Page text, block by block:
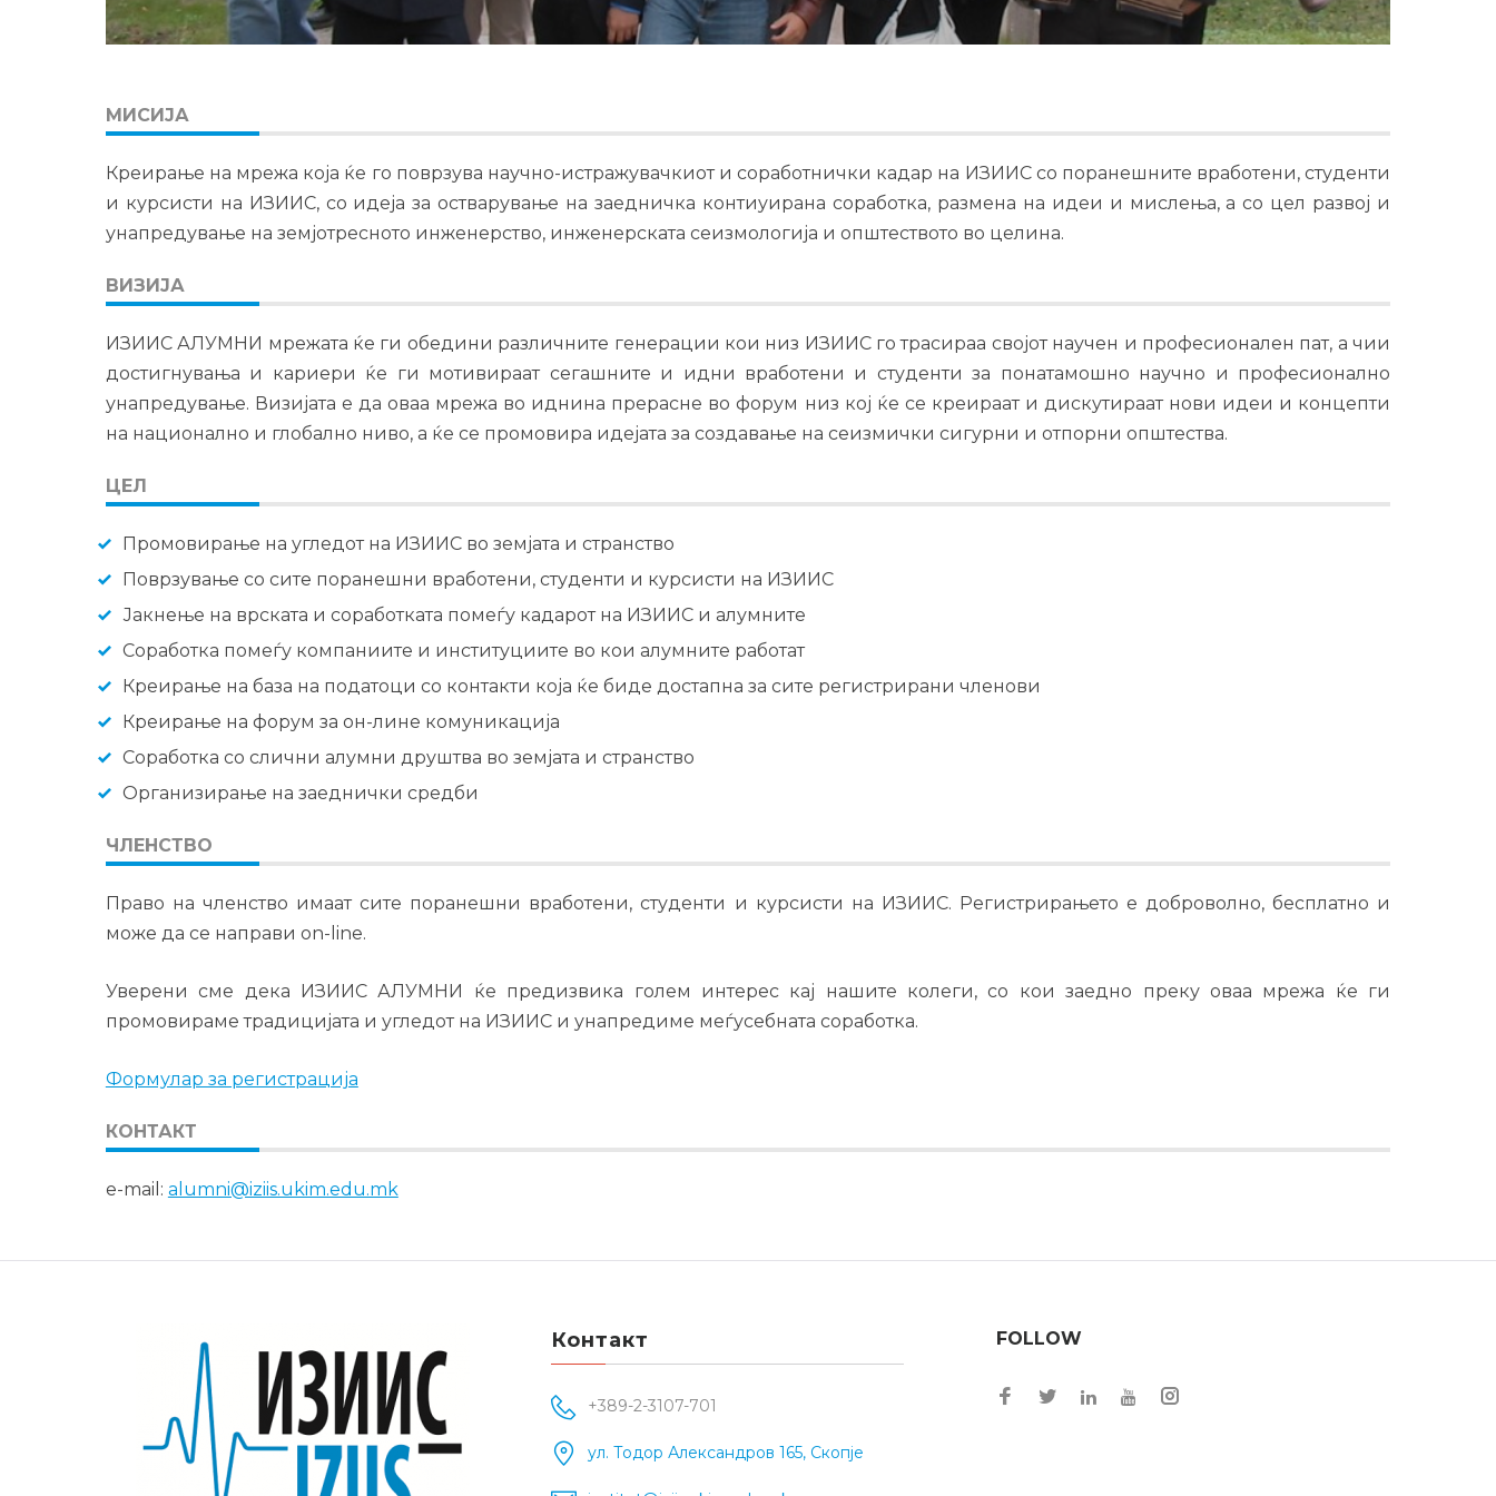
МИСИЈА
Креирање на мрежа која ќе го поврзува научно-истражувачкиот и соработнички кадар на ИЗИИС со поранешните вработени, студенти
и курсисти на ИЗИИС, со идеја за остварување на заедничка контиуирана соработка, размена на идеи и мислења, а со цел развој и
унапредување на земјотресното инженерство, инженерската сеизмологија и општеството во целина.
ВИЗИЈА
ИЗИИС АЛУМНИ мрежата ќе ги обедини различните генерации кои низ ИЗИИС го трасираа својот научен и професионален пат, а чии
достигнувања и кариери ќе ги мотивираат сегашните и идни вработени и студенти за понатамошно научно и професионално
унапредување. Визијата е да оваа мрежа во иднина прерасне во форум низ кој ќе се креираат и дискутираат нови идеи и концепти
на национално и глобално ниво, а ќе се промовира идејата за создавање на сеизмички сигурни и отпорни општества.
ЦЕЛ
Промовирање на угледот на ИЗИИС во земјата и странство
Поврзување со сите поранешни вработени, студенти и курсисти на ИЗИИС
Јакнење на врската и соработката помеѓу кадарот на ИЗИИС и алумните
Соработка помеѓу компаниите и институциите во кои алумните работат
Креирање на база на податоци со контакти која ќе биде достапна за сите регистрирани членови
Креирање на форум за он-лине комуникација
Соработка со слични алумни друштва во земјата и странство
Организирање на заеднички средби
ЧЛЕНСТВО
Право на членство имаат сите поранешни вработени, студенти и курсисти на ИЗИИС. Регистрирањето е доброволно, бесплатно и
може да се направи on-line.
Уверени сме дека ИЗИИС АЛУМНИ ќе предизвика голем интерес кај нашите колеги, со кои заедно преку оваа мрежа ќе ги
промовираме традицијата и угледот на ИЗИИС и унапредиме меѓусебната соработка.
Формулар за регистрација
КОНТАКТ
e-mail: alumni@iziis.ukim.edu.mk
Контакт
+389-2-3107-701
ул. Тодор Александров 165, Скопје
FOLLOW